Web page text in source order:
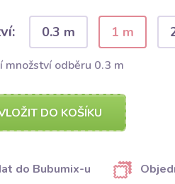
0.3 m 1 m
množství odběru 0.3 m
DO KOŠÍKU
do Bubumix-u